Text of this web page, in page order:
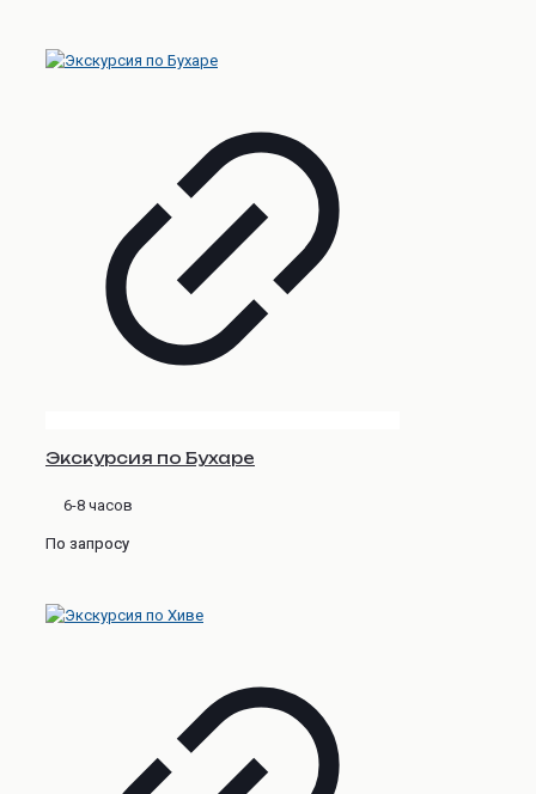
Экскурсия по Бухаре
6-8 часов
По запросу